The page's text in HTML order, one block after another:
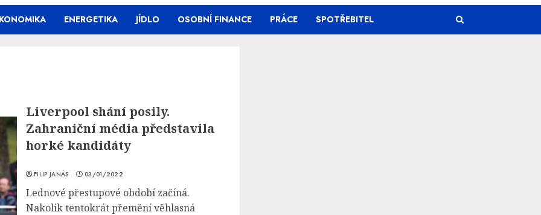
ENERGETIKA JÍDLO OSOBNÍ FINANCE PRÁCE SPOTŘEBITEL
Liverpool shání posily.
Zahraniční média představila
horké kandidáty
FILIP JANÁS 03/01/2022
Lednové přestupové období začíná.
Nakolik tentokrát přemění věhlasná